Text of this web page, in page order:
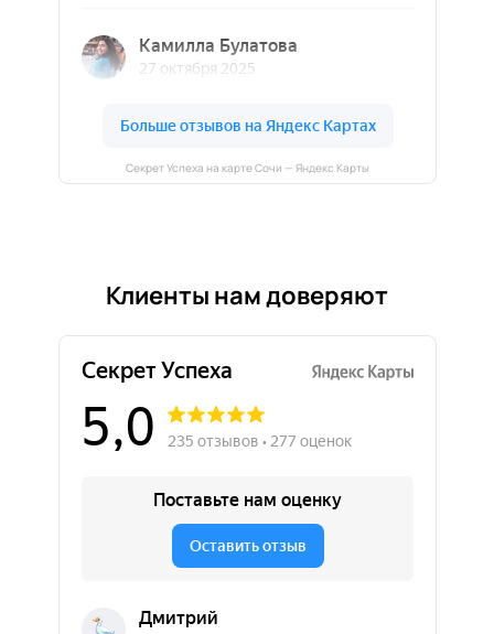
Секрет Успеха на карте Сочи — Яндекс Карты
Клиенты нам доверяют